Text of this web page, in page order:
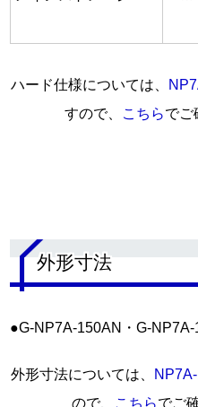
ハード仕様については、
すので、
こちらでご
外形寸法
●G-NP7A-150AN・G-NP7A-
外形寸法については、
ので、
こちらでご